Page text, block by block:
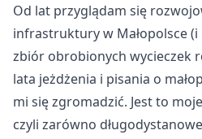
Od lat przyglądam się
infrastruktury w Małopolsce
zbiór obrobionych wycieczek
lata jeżdżenia i pisania o
mi się zgromadzić. Jest to
czyli zarówno